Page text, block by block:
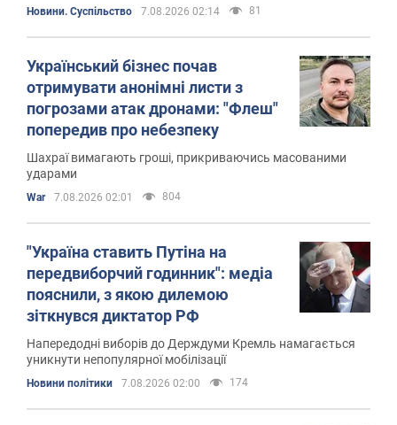
Новини. Суспільство 7.08.2026 02:14 81
Український бізнес почав
отримувати анонімні листи з
погрозами атак дронами: "Флеш"
попередив про небезпеку
Шахраї вимагають гроші, прикриваючись масованими
ударами
War 7.08.2026 02:01 804
"Україна ставить Путіна на
передвиборчий годинник": медіа
пояснили, з якою дилемою
зіткнувся диктатор РФ
Напередодні виборів до Держдуми Кремль намагається
уникнути непопулярної мобілізації
Новини політики 7.08.2026 02:00 174